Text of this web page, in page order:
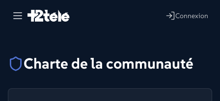
Connexion
Charte de la communauté